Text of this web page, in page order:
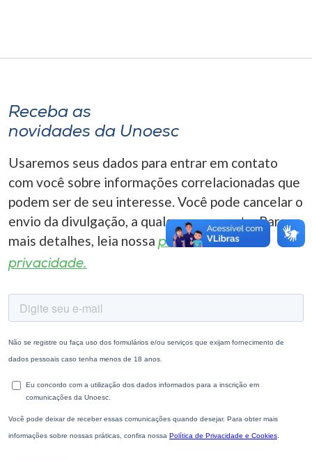
A-
Receba as
novidades da Unoesc
Usaremos seus dados para entrar em contato
com você sobre informações correlacionadas que
podem ser de seu interesse. Você pode cancelar o
envio da divulgação, a qualquer momento. Para
mais detalhes, leia nossa política de
privacidade.